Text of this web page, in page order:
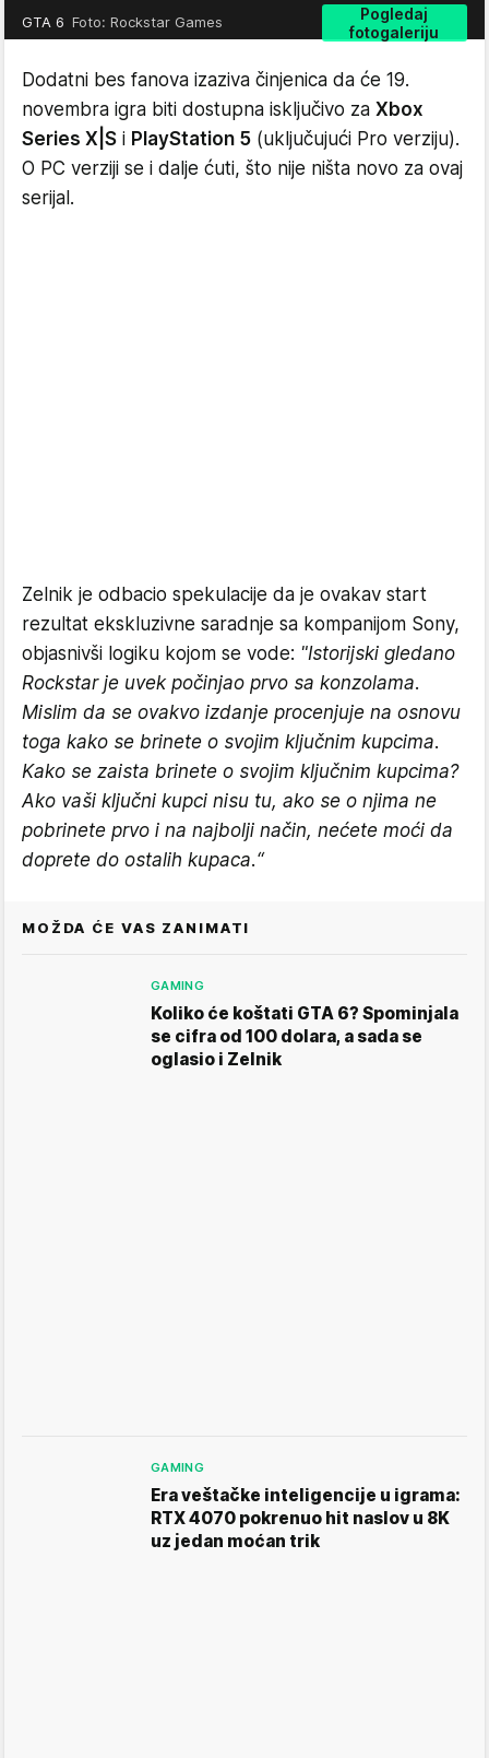
Pogledaj
fotogaleriju
GTA 6 Foto: Rockstar Games
Dodatni bes fanova izaziva činjenica da će 19.
novembra igra biti dostupna isključivo za Xbox
Series X|S i PlayStation 5 (uključujući Pro verziju).
O PC verziji se i dalje ćuti, što nije ništa novo za ovaj
serijal.
Zelnik je odbacio spekulacije da je ovakav start
rezultat ekskluzivne saradnje sa kompanijom Sony,
objasnivši logiku kojom se vode: "Istorijski gledano
Rockstar je uvek počinjao prvo sa konzolama.
Mislim da se ovakvo izdanje procenjuje na osnovu
toga kako se brinete o svojim ključnim kupcima.
Kako se zaista brinete o svojim ključnim kupcima?
Ako vaši ključni kupci nisu tu, ako se o njima ne
pobrinete prvo i na najbolji način, nećete moći da
doprete do ostalih kupaca.“
MOŽDA ĆE VAS ZANIMATI
GAMING
Koliko će koštati GTA 6? Spominjala
se cifra od 100 dolara, a sada se
oglasio i Zelnik
GAMING
Era veštačke inteligencije u igrama:
RTX 4070 pokrenuo hit naslov u 8K
uz jedan moćan trik